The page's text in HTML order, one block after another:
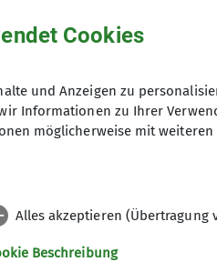
Cookies
und Anzeigen zu
Informationen zu Ihrer
möglicherweise mit
Alles akzeptieren (Übertragung
Beschreibung